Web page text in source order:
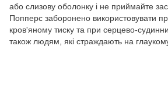
або слизову оболонку і не приймайте
Попперс заборонено використовувати
кров'яному тиску та при серцево-
також людям, які страждають на